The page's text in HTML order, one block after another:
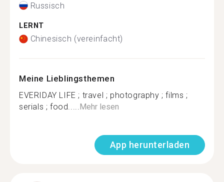
Russisch
LERNT
Chinesisch (vereinfacht)
Meine Lieblingsthemen
EVERIDAY LIFE ; travel ; photography ; films ;
serials ; food.....Mehr lesen
App herunterladen